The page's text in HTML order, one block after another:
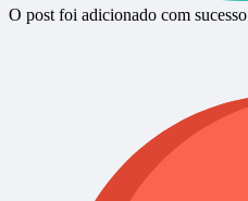
O post foi adicionado com